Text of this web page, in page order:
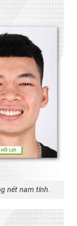
nét nam tính.